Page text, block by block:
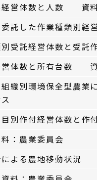
経営体数と人数 資料
委託した作業種類別経
別受託経営体数と受託
営体数と所有台数 資
織別環境保全型農業に
目別作付経営体数と作
：農業委員会
による農地移動状況